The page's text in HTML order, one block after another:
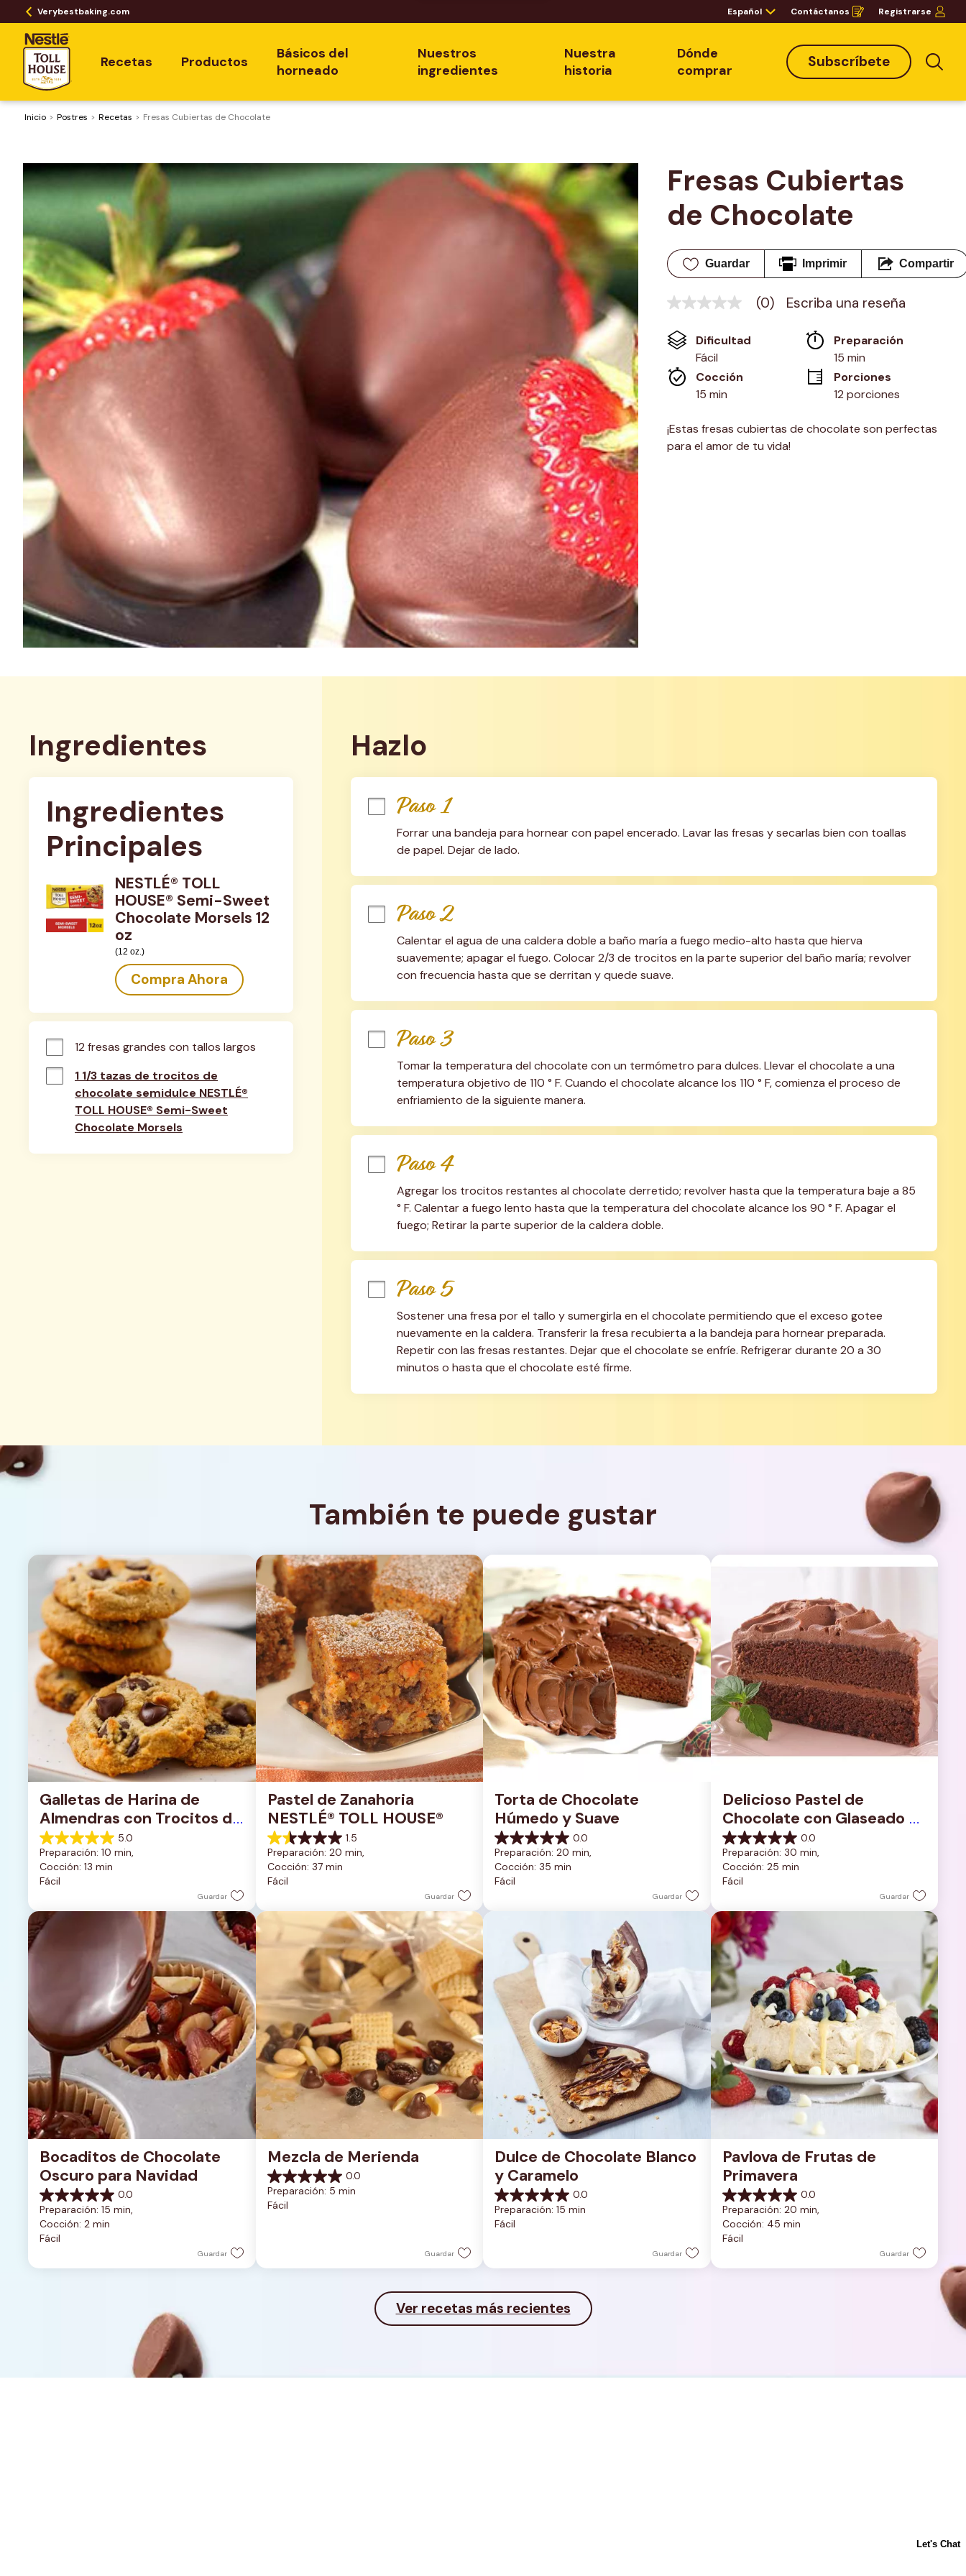
Verybestbaking.com Español Contáctanos
Opens
in
window
Registrarse
Recetas Productos
Básicos del
horneado
Nuestros
ingredientes
Nuestra
historia
Dónde
comprar
Subscríbete
Inicio Postres Recetas Fresas Cubiertas de Chocolate
Fresas Cubiertas
de Chocolate
Guardar Imprimir Compartir
Sin
Enlace
en
misma
página.
(0) Escriba una reseña
Dificultad
Fácil
Preparación
15 min
Cocción
15 min
Porciones
12 porciones
¡Estas fresas cubiertas de chocolate son perfectas
para el amor de tu vida!
Ingredientes
Ingredientes
Principales
NESTLÉ® TOLL
HOUSE® Semi-Sweet
Chocolate Morsels 12
oz
(12 oz.)
Compra Ahora
12 fresas grandes con tallos largos
1 1/3 tazas de trocitos de
chocolate semidulce NESTLÉ®
TOLL HOUSE® Semi-Sweet
Chocolate Morsels
Hazlo
Paso 1
Forrar una bandeja para hornear con papel encerado. Lavar las fresas y secarlas bien con toallas
de papel. Dejar de lado.
Paso 2
Calentar el agua de una caldera doble a baño maría a fuego medio-alto hasta que hierva
suavemente; apagar el fuego. Colocar 2/3 de trocitos en la parte superior del baño maría; revolver
con frecuencia hasta que se derritan y quede suave.
Paso 3
Tomar la temperatura del chocolate con un termómetro para dulces. Llevar el chocolate a una
temperatura objetivo de 110 ° F. Cuando el chocolate alcance los 110 ° F, comienza el proceso de
enfriamiento de la siguiente manera.
Paso 4
Agregar los trocitos restantes al chocolate derretido; revolver hasta que la temperatura baje a 85
° F. Calentar a fuego lento hasta que la temperatura del chocolate alcance los 90 ° F. Apagar el
fuego; Retirar la parte superior de la caldera doble.
Paso 5
Sostener una fresa por el tallo y sumergirla en el chocolate permitiendo que el exceso gotee
nuevamente en la caldera. Transferir la fresa recubierta a la bandeja para hornear preparada.
Repetir con las fresas restantes. Dejar que el chocolate se enfríe. Refrigerar durante 20 a 30
minutos o hasta que el chocolate esté firme.
También te puede gustar
Galletas de Harina de
Almendras con Trocitos de
Chocolate Oscuro
5.0
5.0
de
5
estrellas.
reseña
Preparación: 10 min,
Cocción: 13 min
Fácil
Guardar
Pastel de Zanahoria
NESTLÉ® TOLL HOUSE®
1.5
1.5
de
5
estrellas.
reseñas
Preparación: 20 min,
Cocción: 37 min
Fácil
Guardar
Torta de Chocolate
Húmedo y Suave
0.0
0.0
de
5
estrellas.
Preparación: 20 min,
Cocción: 35 min
Fácil
Guardar
Delicioso Pastel de
Chocolate con Glaseado
de Chocolate Rico y
Cremoso
0.0
0.0
de
5
estrellas.
Preparación: 30 min,
Cocción: 25 min
Fácil
Guardar
Bocaditos de Chocolate
Oscuro para Navidad
0.0
0.0
de
5
estrellas.
Preparación: 15 min,
Cocción: 2 min
Fácil
Guardar
Mezcla de Merienda
0.0
0.0
de
5
Preparación: 5 min
Fácil
Guardar
Dulce de Chocolate Blanco
y Caramelo
0.0
0.0
de
5
Preparación: 15 min
Fácil
Guardar
Pavlova de Frutas de
Primavera
0.0
0.0
de
5
estrellas.
Preparación: 20 min,
Cocción: 45 min
Fácil
Guardar
Ver recetas más recientes